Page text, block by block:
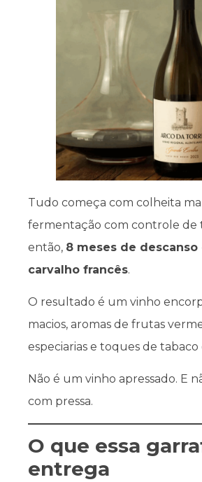
Tudo começa com colheita
fermentação com controle de
então, 8 meses de
carvalho francês.
O resultado é um vinho
macios, aromas de frutas
especiarias e toques de
Não é um vinho apressado. E
com pressa.
O que essa
entrega